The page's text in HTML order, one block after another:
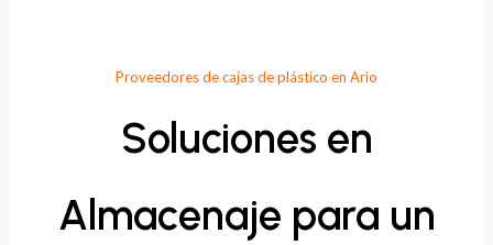
Proveedores de cajas de plástico en Ario
Soluciones en
Almacenaje para un